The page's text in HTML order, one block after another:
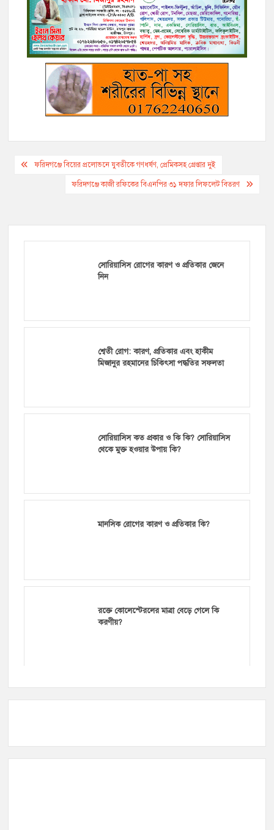
b
o
o
k
t
e
r
L
i
n
k
l
r
e
n
g
e
r
g
a
m
s
A
p
p
e
Post
navigation
ফরিদগঞ্জে বিয়ের প্রলোভনে যুবতীকে গণধর্ষণ, প্রেমিকসহ গ্রেপ্তার দুই
ফরিদগঞ্জে কাজী রফিকের বিএনপির ৩১ দফার লিফলেট বিতরণ
সোরিয়াসিস রোগের কারণ ও প্রতিকার জেনে
নিন
শ্বেতী রোগ: কারণ, প্রতিকার এবং হাকীম
মিজানুর রহমানের চিকিৎসা পদ্ধতির সফলতা
সোরিয়াসিস কত প্রকার ও কি কি? সোরিয়াসিস
থেকে মুক্ত হওয়ার উপায় কি?
মানসিক রোগের কারণ ও প্রতিকার কি?
রক্তে কোলেস্টেরলের মাত্রা বেড়ে গেলে কি
করণীয়?